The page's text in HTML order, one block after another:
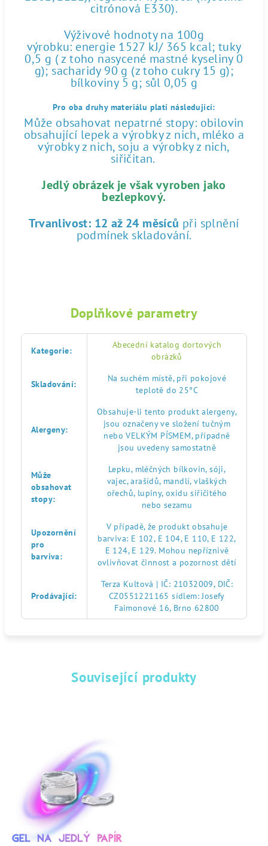
citrónová E330).
Výživové hodnoty na 100g
výrobku: energie 1527 kJ/ 365 kcal; tuky
0,5 g ( z toho nasycené mastné kyseliny 0
g); sacharidy 90 g (z toho cukry 15 g);
bílkoviny 5 g; sůl 0,05 g
Pro oba druhy materiálu platí následující:
Může obsahovat nepatrné stopy: obilovin
obsahující lepek a výrobky z nich, mléko a
výrobky z nich, soju a výrobky z nich,
siřičitan.
Jedlý obrázek je však vyroben jako
bezlepkový.
Trvanlivost: 12 až 24 měsíců při splnění
podmínek skladování.
Doplňkové parametry
Kategorie:
Abecední katalog dortových
obrázků
Skladování:
Na suchém místě, při pokojové
teplotě do 25°C
Alergeny:
Obsahuje-li tento produkt alergeny,
jsou označeny ve složení tučným
nebo VELKÝM PÍSMEM, případně
jsou uvedeny samostatně
Může
obsahovat
stopy:
Lepku, mléčných bílkovin, sóji,
vajec, arašídů, mandlí, vlaškých
ořechů, lupiny, oxidu siřičitého
nebo sezamu
Upozornění
pro
barviva:
V případě, že produkt obsahuje
barviva: E 102, E 104, E 110, E 122,
E 124, E 129. Mohou nepříznivě
ovlivňovat činnost a pozornost dětí
Prodávající:
Terza Kultová | IČ: 21032009, DIČ:
CZ0551221165 sídlem: Josefy
Faimonové 16, Brno 62800
Související produkty